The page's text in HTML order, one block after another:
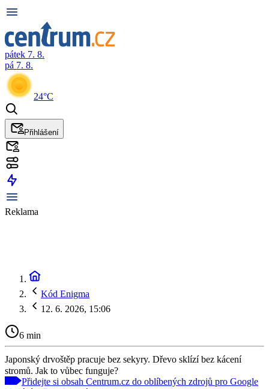
pátek 7. 8.
pá 7. 8.
24°C
Přihlášení
Reklama
Kód Enigma
12. 6. 2026, 15:06
6 min
Japonský drvoštěp pracuje bez sekyry. Dřevo sklízí bez kácení
stromů. Jak to vůbec funguje?
Přidejte si obsah Centrum.cz do oblíbených zdrojů pro Google